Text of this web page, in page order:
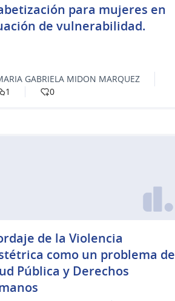
para mujeres en
de vulnerabilidad.
GABRIELA MIDON MARQUEZ
1
0
de la Violencia
como un problema de
Pública y Derechos